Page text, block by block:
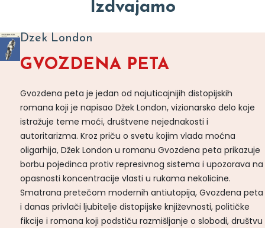
Izdvajamo
Dzek London
GVOZDENA PETA
Gvozdena peta je jedan od najuticajnijih distopijskih
romana koji je napisao Džek London, vizionarsko delo koje
istražuje teme moći, društvene nejednakosti i
autoritarizma. Kroz priču o svetu kojim vlada moćna
oligarhija, Džek London u romanu Gvozdena peta prikazuje
borbu pojedinca protiv represivnog sistema i upozorava na
opasnosti koncentracije vlasti u rukama nekolicine.
Smatrana pretečom modernih antiutopija, Gvozdena peta
i danas privlači ljubitelje distopijske književnosti, političke
fikcije i romana koji podstiču razmišljanje o slobodi, društvu